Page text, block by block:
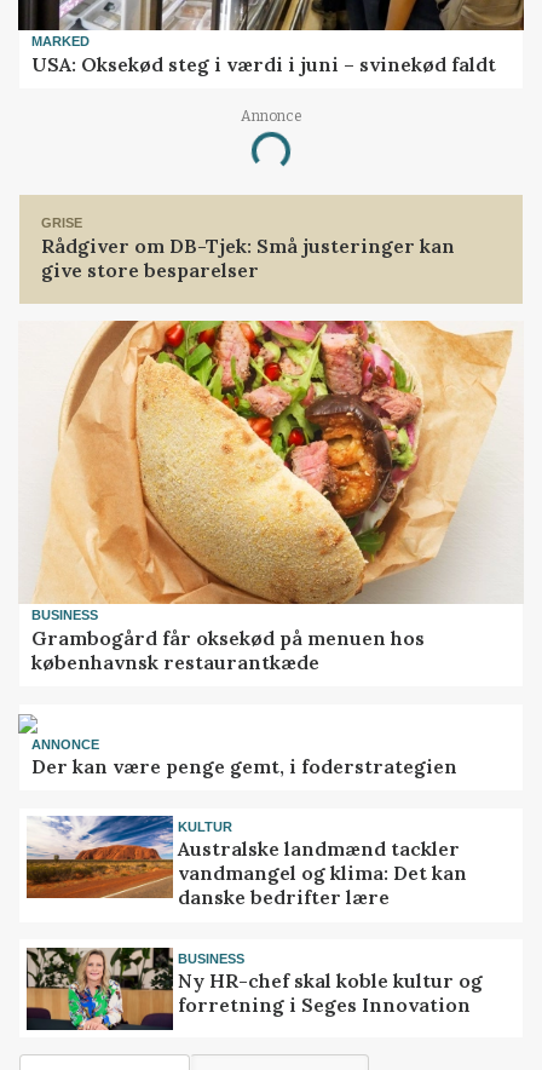
MARKED
USA: Oksekød steg i værdi i juni – svinekød faldt
Annonce
Loading...
GRISE
Rådgiver om DB-Tjek: Små justeringer kan
give store besparelser
BUSINESS
Grambogård får oksekød på menuen hos
københavnsk restaurantkæde
ANNONCE
Der kan være penge gemt, i foderstrategien
KULTUR
Australske landmænd tackler
vandmangel og klima: Det kan
danske bedrifter lære
BUSINESS
Ny HR-chef skal koble kultur og
forretning i Seges Innovation